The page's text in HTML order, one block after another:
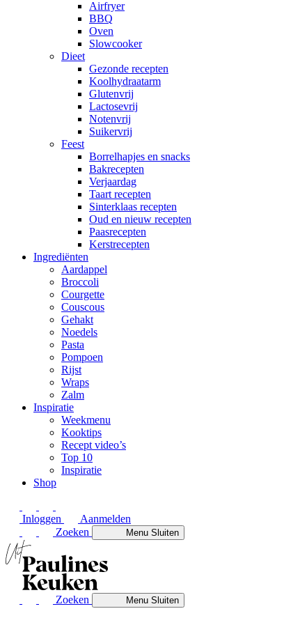
Airfryer
BBQ
Oven
Slowcooker
Dieet
Gezonde recepten
Koolhydraatarm
Glutenvrij
Lactosevrij
Notenvrij
Suikervrij
Feest
Borrelhapjes en snacks
Bakrecepten
Verjaardag
Taart recepten
Sinterklaas recepten
Oud en nieuw recepten
Paasrecepten
Kerstrecepten
Ingrediënten
Aardappel
Broccoli
Courgette
Couscous
Gehakt
Noedels
Pasta
Pompoen
Rijst
Wraps
Zalm
Inspiratie
Weekmenu
Kooktips
Recept video’s
Top 10
Inspiratie
Shop
Inloggen
Aanmelden
Zoeken
MenuSluiten
Zoeken MenuSluiten